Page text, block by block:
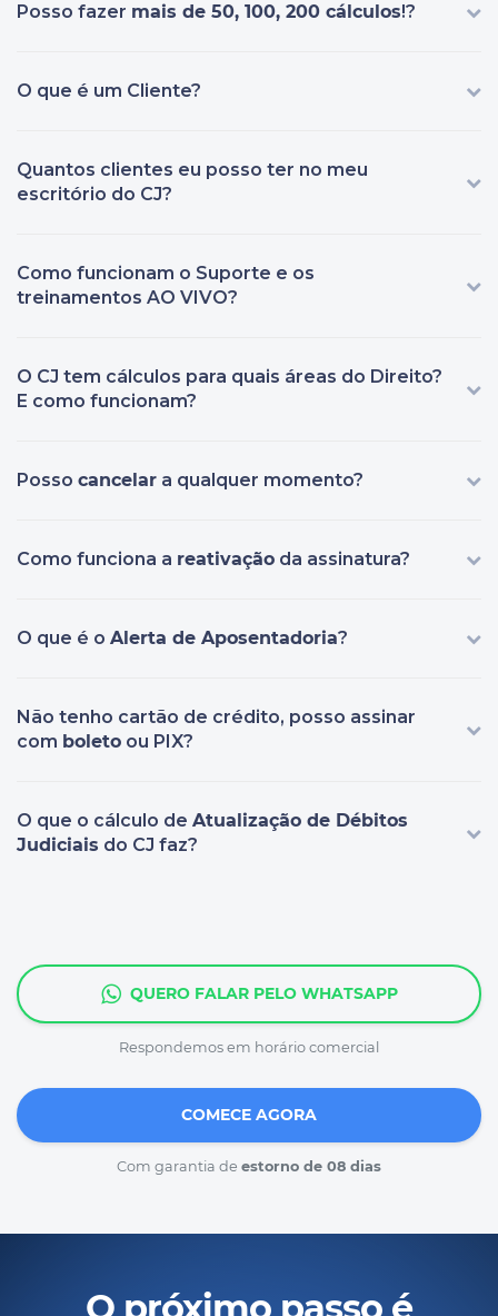
Posso fazer mais de 50, 100, 200 cálculos!?
O que é um Cliente?
Quantos clientes eu posso ter no meu
escritório do CJ?
Como funcionam o Suporte e os
treinamentos AO VIVO?
O CJ tem cálculos para quais áreas do Direito?
E como funcionam?
Posso cancelar a qualquer momento?
Como funciona a reativação da assinatura?
O que é o Alerta de Aposentadoria?
Não tenho cartão de crédito, posso assinar
com boleto ou PIX?
O que o cálculo de Atualização de Débitos
Judiciais do CJ faz?
QUERO FALAR PELO WHATSAPP
Respondemos em horário comercial
COMECE AGORA
Com garantia de estorno de 08 dias